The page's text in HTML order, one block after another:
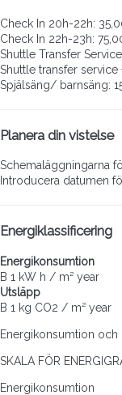
Check In 20h-22h:
Check In 22h-23h:
Shuttle Transfer
Shuttle transfer
Spjälsäng/ barnsäng:
Planera din vistelse
Schemaläggningarna
Introducera datumen
Energiklassificering
Energikonsumtion
B 1 kW h / m² year
Utsläpp
B 1 kg CO2 / m² year
Energikonsumtion och
SKALA FÖR
Energikonsumtion